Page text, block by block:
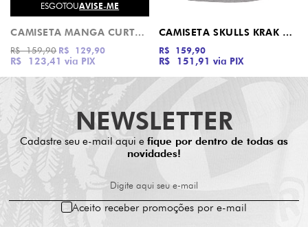
ESGOTOUAVISE-ME
CAMISETA MANGA CURTA ESPECIAL STRANGE DOT SANTA CRUZ
R$ 123,41 via PIX
R$ 159,90 R$ 129,90
CAMISETA SKULLS KRAK THRASHER CINZA MESCLA
R$ 151,91 via PIX
R$ 159,90
NEWSLETTER
Cadastre seu e-mail aqui e fique por dentro de todas as
novidades!
Digite aqui seu e-mail
Aceito receber promoções por e-mail